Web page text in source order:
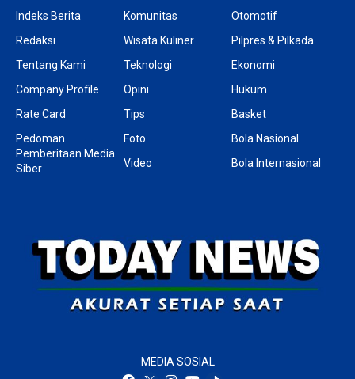
Indeks Berita
Redaksi
Tentang Kami
Company Profile
Rate Card
Pedoman
Pemberitaan Media
Siber
Komunitas
Wisata Kuliner
Teknologi
Opini
Tips
Foto
Video
Otomotif
Pilpres & Pilkada
Ekonomi
Hukum
Basket
Bola Nasional
Bola Internasional
MEDIA SOSIAL